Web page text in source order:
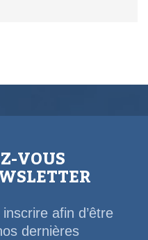
VOUS
afin d’être
dernières